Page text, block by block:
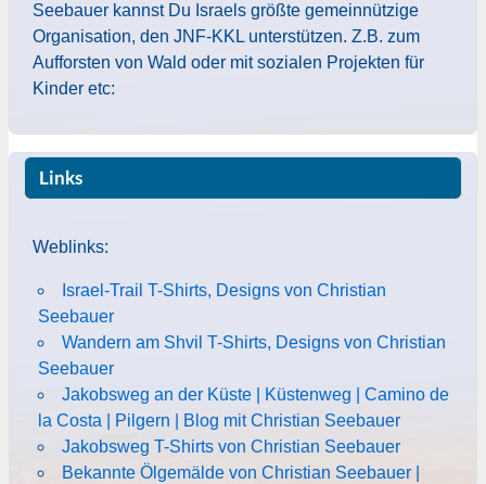
Seebauer kannst Du Israels größte gemeinnützige
Organisation, den JNF-KKL unterstützen. Z.B. zum
Aufforsten von Wald oder mit sozialen Projekten für
Kinder etc:
Links
Weblinks:
Israel-Trail T-Shirts, Designs von Christian
Seebauer
Wandern am Shvil T-Shirts, Designs von Christian
Seebauer
Jakobsweg an der Küste | Küstenweg | Camino de
la Costa | Pilgern | Blog mit Christian Seebauer
Jakobsweg T-Shirts von Christian Seebauer
Bekannte Ölgemälde von Christian Seebauer |